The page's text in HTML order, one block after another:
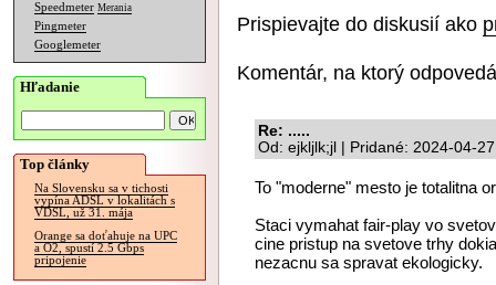
Speedmeter Merania
Pingmeter
Googlemeter
Hľadanie
Top články
Na Slovensku sa v tichosti
vypína ADSL v lokalitách s
VDSL, už 31. mája
Orange sa doťahuje na UPC
a O2, spustí 2.5 Gbps
pripojenie
Prispievajte do diskusií ako
Komentár, na ktorý
Re: .....
Od: ejkljlk;jl | Pridané: 2024-04-
To "moderne" mesto je totalitna
Staci vymahat fair-play vo
cine pristup na svetove trhy
nezacnu sa spravat ekologicky.